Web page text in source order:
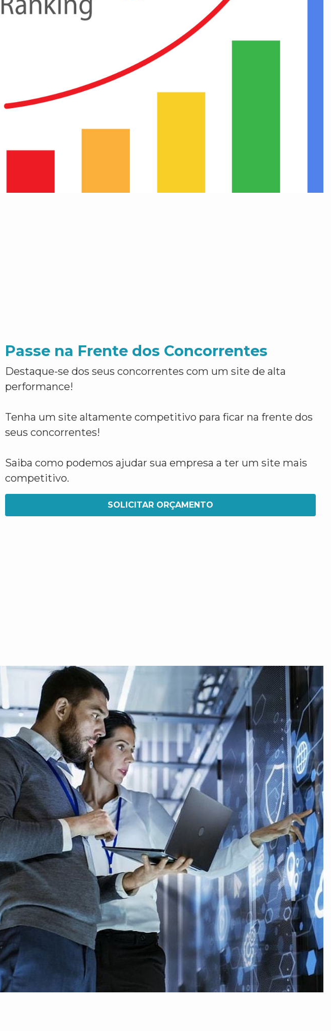
Passe na Frente dos Concorrentes
Destaque-se dos seus concorrentes com um site de alta
performance!
Tenha um site altamente competitivo para ficar na frente dos
seus concorrentes!
Saiba como podemos ajudar sua empresa a ter um site mais
competitivo.
SOLICITAR ORÇAMENTO